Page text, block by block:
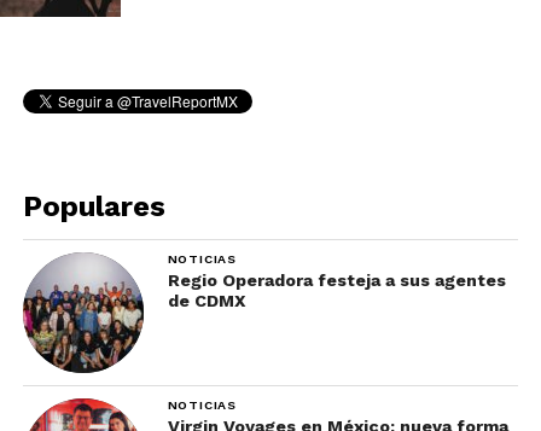
Populares
NOTICIAS
Regio Operadora festeja a sus agentes
de CDMX
NOTICIAS
Virgin Voyages en México: nueva forma